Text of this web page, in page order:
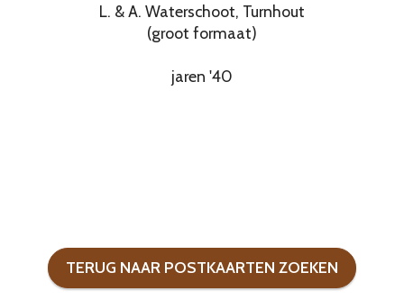
L. & A. Waterschoot, Turnhout
(groot formaat)
jaren '40
TERUG NAAR POSTKAARTEN ZOEKEN